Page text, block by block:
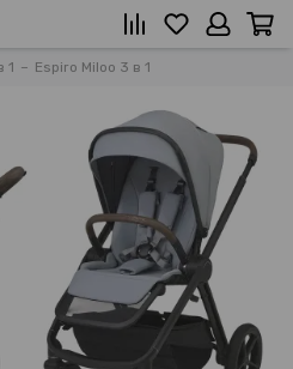
1 Espiro Miloo 3 в 1